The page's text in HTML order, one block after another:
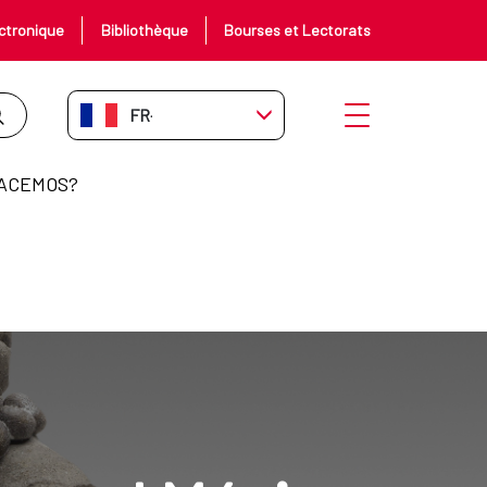
Bibliothèque Bourses et Lectorats
FR-FR Ouvrir le menu